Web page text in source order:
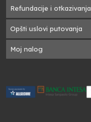
Refundacije i otkazivanja
Opšti uslovi putovanja
Moj nalog